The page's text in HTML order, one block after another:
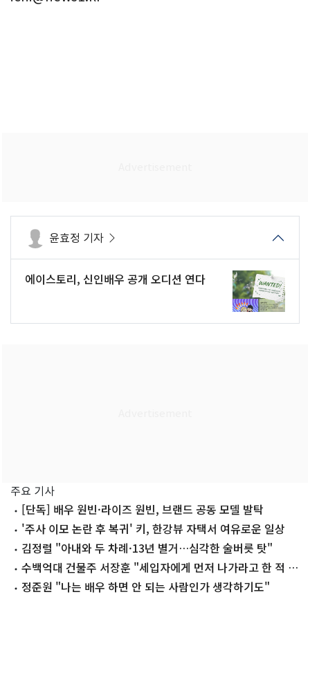
윤효정 기자
에이스토리, 신인배우 공개 오디션 연다
주요 기사
[단독] 배우 원빈·라이즈 원빈, 브랜드 공동 모델 발탁
'주사 이모 논란 후 복귀' 키, 한강뷰 자택서 여유로운 일상
김정렬 "아내와 두 차례·13년 별거…심각한 술버릇 탓"
수백억대 건물주 서장훈 "세입자에게 먼저 나가라고 한 적 없
어"정준원 "나는 배우 하면 안 되는 사람인가 생각하기도"